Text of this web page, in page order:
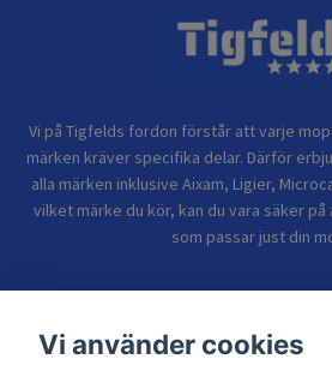
Vi på Tigfelds fordon förstår att varje
märken kräver specifika delar. Därför
alla märken inklusive Aixam, Ligier,
vilket märke du kör, kan du vara säker
som passar just din
Vi använder cookies